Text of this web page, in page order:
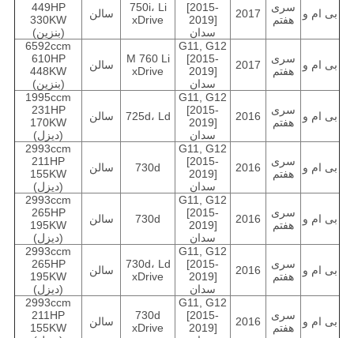
بی ام و
سری
هفتم
2017
[2015-
2019]
سدان
750i، Li
xDrive
سالن
449HP
330KW
(بنزین)
بی ام و
سری
هفتم
2017
G11, G12
[2015-
2019]
سدان
M 760 Li
xDrive
سالن
6592ccm
610HP
448KW
(بنزین)
بی ام و
سری
هفتم
2016
G11, G12
[2015-
2019]
سدان
725d، Ld سالن
1995ccm
231HP
170KW
(دیزل)
بی ام و
سری
هفتم
2016
G11, G12
[2015-
2019]
سدان
730d سالن
2993ccm
211HP
155KW
(دیزل)
بی ام و
سری
هفتم
2016
G11, G12
[2015-
2019]
سدان
730d سالن
2993ccm
265HP
195KW
(دیزل)
بی ام و
سری
هفتم
2016
G11, G12
[2015-
2019]
سدان
730d، Ld
xDrive
سالن
2993ccm
265HP
195KW
(دیزل)
بی ام و
سری
هفتم
2016
G11, G12
[2015-
2019]
730d
xDrive
سالن
2993ccm
211HP
155KW